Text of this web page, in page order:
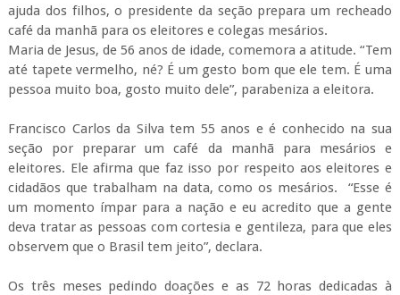
ajuda dos filhos, o presidente da seção prepara um recheado
café da manhã para os eleitores e colegas mesários.
Maria de Jesus, de 56 anos de idade, comemora a atitude. “Tem
até tapete vermelho, né? É um gesto bom que ele tem. É uma
pessoa muito boa, gosto muito dele”, parabeniza a eleitora.
Francisco Carlos da Silva tem 55 anos e é conhecido na sua
seção por preparar um café da manhã para mesários e
eleitores. Ele afirma que faz isso por respeito aos eleitores e
cidadãos que trabalham na data, como os mesários. “Esse é
um momento ímpar para a nação e eu acredito que a gente
deva tratar as pessoas com cortesia e gentileza, para que eles
observem que o Brasil tem jeito”, declara.
Os três meses pedindo doações e as 72 horas dedicadas à